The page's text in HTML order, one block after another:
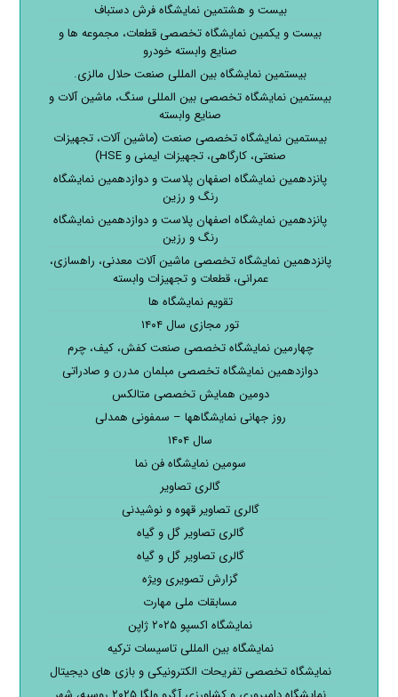
بیست و هشتمین نمایشگاه فرش دستباف
بیست و یکمین نمایشگاه تخصصی قطعات، مجموعه ها و
صنایع وابسته خودرو
بیستمین نمایشگاه بین المللی صنعت حلال مالزی.
بیستمین نمایشگاه تخصصی بین المللی سنگ، ماشین آلات و
صنایع وابسته
بیستمین نمایشگاه تخصصی صنعت (ماشین آلات، تجهیزات
صنعتی، کارگاهی، تجهیزات ایمنی و HSE)
پانزدهمین نمایشگاه اصفهان پلاست و دوازدهمین نمایشگاه
رنگ و رزین
پانزدهمین نمایشگاه اصفهان پلاست و دوازدهمین نمایشگاه
رنگ و رزین
پانزدهمین نمایشگاه تخصصی ماشین آلات معدنی، راهسازی،
عمرانی، قطعات و تجهیزات وابسته
تقویم نمایشگاه ها
تور مجازی سال ۱۴۰۴
چهارمین نمایشگاه تخصصی صنعت کفش، کیف، چرم
دوازدهمین نمایشگاه تخصصی مبلمان مدرن و صادراتی
دومین همایش تخصصی متالکس
روز جهانی نمایشگاهها – سمفونی همدلی
سال ۱۴۰۴
سومین نمایشگاه فن نما
گالری تصاویر
گالری تصاویر قهوه و نوشیدنی
گالری تصاویر گل و گیاه
گالری تصاویر گل و گیاه
گزارش تصویری ویژه
مسابقات ملی مهارت
نمایشگاه اکسپو ۲۰۲۵ ژاپن
نمایشگاه بین المللی تاسیسات ترکیه
نمایشگاه تخصصی تفریحات الکترونیکی و بازی های دیجیتال